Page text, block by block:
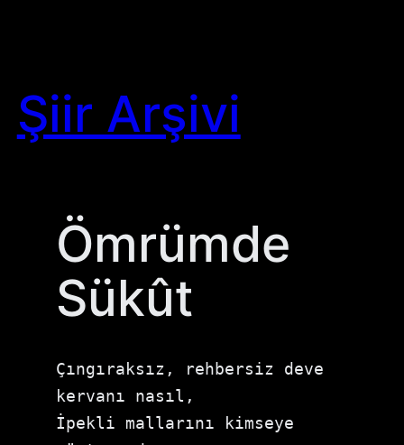
Şiir Arşivi
Ömrümde
Sükût
Çıngıraksız, rehbersiz deve
kervanı nasıl,
İpekli mallarını kimseye